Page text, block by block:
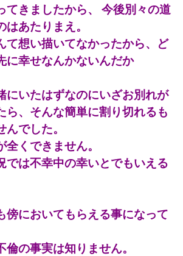
てきましたから、 今後別々の道
あたりまえ。
て想い描いてなかったから、ど
に幸せなんかないんだか
にいたはずなのにいざお別れが
、 そんな簡単に割り切れるも
でした。
くできません。
では不幸中の幸いとでもいえる
傍においてもらえる事になって
の事実は知りません。